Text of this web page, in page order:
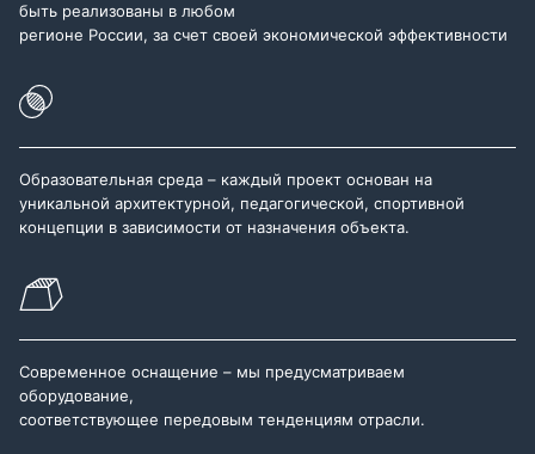
быть реализованы в любом
регионе России, за счет своей экономической эффективности
Образовательная среда – каждый проект основан на
уникальной архитектурной, педагогической, спортивной
концепции в зависимости от назначения объекта.
Современное оснащение – мы предусматриваем
оборудование,
соответствующее передовым тенденциям отрасли.